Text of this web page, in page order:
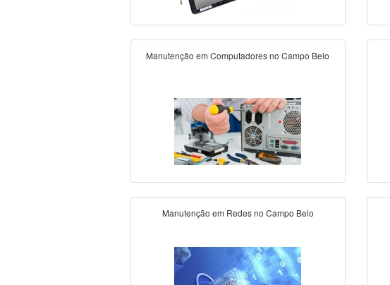
Manutenção em Computadores no Campo Belo
Manutenção em Redes no Campo Belo